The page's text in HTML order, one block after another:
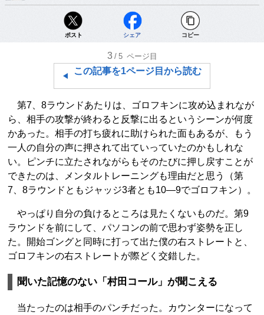
ポスト シェア コピー
3 /5 ページ目
この記事を1ページ目から読む
第7、8ラウンドあたりは、ゴロフキンに攻め込まれなが
ら、相手の攻撃が終わると反撃に出るというシーンが何度
かあった。相手の打ち疲れに助けられた面もあるが、もう
一人の自分の声に押されて出ていっていたのかもしれな
い。ピンチに立たされながらもそのたびに押し戻すことが
できたのは、メンタルトレーニングも理由だと思う（第
7、8ラウンドともジャッジ3者とも10―9でゴロフキン）。
やっぱり自分の負けるところは見たくないものだ。第9
ラウンドを前にして、パソコンの前で思わず姿勢を正し
た。開始ゴングと同時に打って出た僕の右ストレートと、
ゴロフキンの右ストレートが際どく交錯した。
聞いた記憶のない「村田コール」が聞こえる
当たったのは相手のパンチだった。カウンターになって